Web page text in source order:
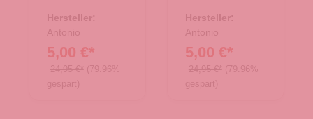
Hersteller:
Antonio
5,00 €*
24,95 €* (79.96%
gespart)
Hersteller:
Antonio
5,00 €*
24,95 €* (79.96%
gespart)